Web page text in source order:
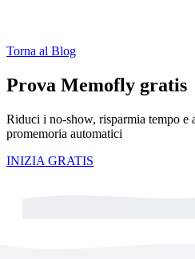
Torna al Blog
Prova Memofly gratis
Riduci i no-show, risparmia tempo e
promemoria automatici
INIZIA GRATIS